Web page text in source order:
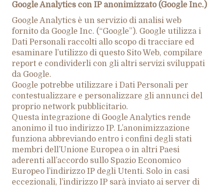
Google Analytics con IP anonimizzato (Google Inc.)
Google Analytics è un servizio di analisi web
fornito da Google Inc. (“Google”). Google utilizza i
Dati Personali raccolti allo scopo di tracciare ed
esaminare l’utilizzo di questo Sito Web, compilare
report e condividerli con gli altri servizi sviluppati
da Google.
Google potrebbe utilizzare i Dati Personali per
contestualizzare e personalizzare gli annunci del
proprio network pubblicitario.
Questa integrazione di Google Analytics rende
anonimo il tuo indirizzo IP. L’anonimizzazione
funziona abbreviando entro i confini degli stati
membri dell’Unione Europea o in altri Paesi
aderenti all’accordo sullo Spazio Economico
Europeo l’indirizzo IP degli Utenti. Solo in casi
eccezionali, l’indirizzo IP sarà inviato ai server di